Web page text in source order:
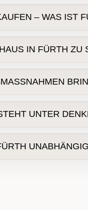
der
– WAS IST
Eigentümer in
oft eine attraktive
IN FÜRTH
Lage und
an
UNTER